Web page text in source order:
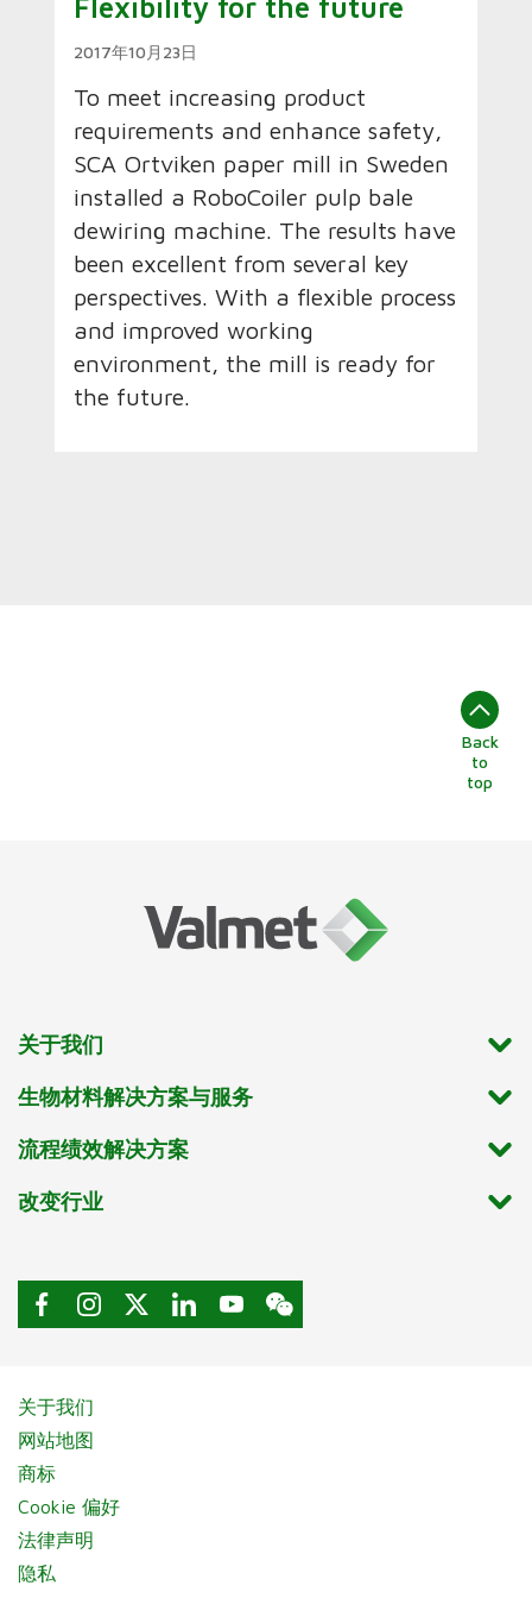
Flexibility for the future
2017年10月23日
To meet increasing product
requirements and enhance safety,
SCA Ortviken paper mill in Sweden
installed a RoboCoiler pulp bale
dewiring machine. The results have
been excellent from several key
perspectives. With a flexible process
and improved working
environment, the mill is ready for
the future.
Back
to
top
关于我们
生物材料解决方案与服务
流程绩效解决方案
改变行业
关于我们
网站地图
商标
Cookie 偏好
法律声明
隐私